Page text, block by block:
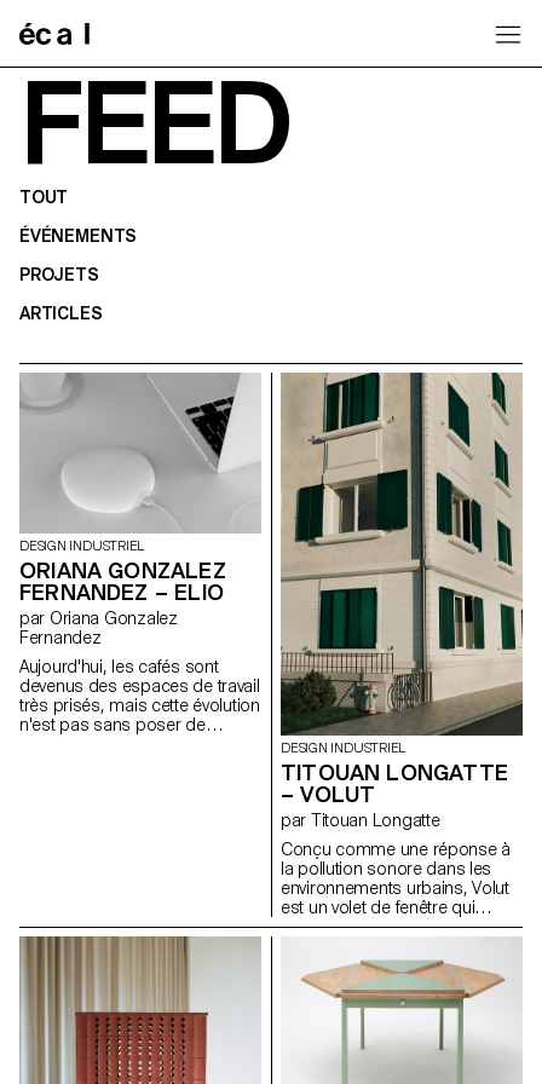
FEED
TOUT
ÉVÉNEMENTS
PROJETS
ARTICLES
DESIGN INDUSTRIEL
ORIANA GONZALEZ
FERNANDEZ – ELIO
par Oriana Gonzalez
Fernandez
Aujourd'hui, les cafés sont
devenus des espaces de travail
très prisés, mais cette évolution
n'est pas sans poser de
faire respecter. Elio propose
une solution : un appareil
anneau de lumières LED et
fournit un port USB-C pour
charger les ordinateurs
portables et les appareils
DESIGN INDUSTRIEL
TITOUAN LONGATTE
– VOLUT
par Titouan Longatte
Conçu comme une réponse à
la pollution sonore dans les
environnements urbains, Volut
est un volet de fenêtre qui
intègre une isolation
l'utilisateur des perturbations
extérieures. L'isolation est
assurée par des panneaux
en absorbant les ondes